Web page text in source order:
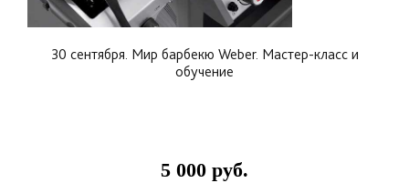
30 сентября. Мир барбекю Weber. Мастер-класс и
обучение
5 000 руб.